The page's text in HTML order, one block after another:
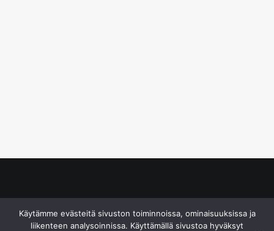
Käytämme evästeitä sivuston toiminnoissa, ominaisuuksissa ja
liikenteen analysoinnissa. Käyttämällä sivustoa hyväksyt